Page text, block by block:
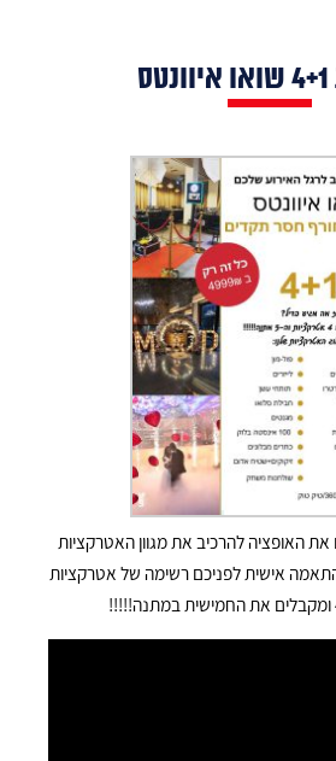
לכם את האופציה להרכיב את מגוון האטרקציות
אישית לפניכם רשימה של אטרקציות